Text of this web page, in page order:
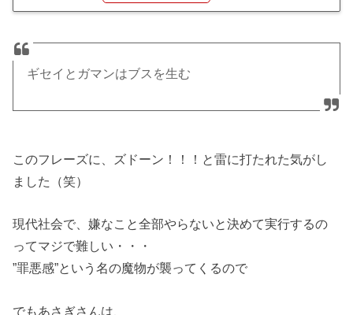
ギセイとガマンはブスを生む
このフレーズに、ズドーン！！！と雷に打たれた気がし
ました（笑）
現代社会で、嫌なこと全部やらないと決めて実行するの
ってマジで難しい・・・
”罪悪感”という名の魔物が襲ってくるので
でもあさぎさんは、